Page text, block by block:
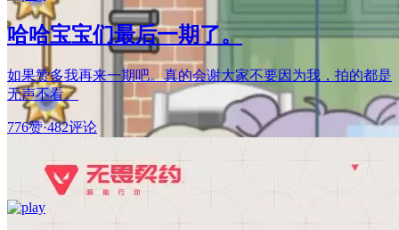
哈哈宝宝们最后一期了。
如果赞多我再来一期吧。真的会谢大家不要因为我，拍的都是
无声不看。
776赞·482评论